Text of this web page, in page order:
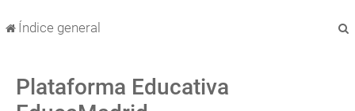
Índice general
Plataforma Educativa